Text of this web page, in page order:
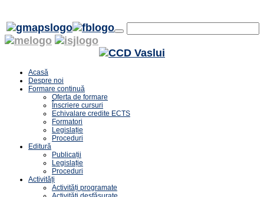
Acasă
Despre noi
Formare continuă
Oferta de formare
Înscriere cursuri
Echivalare credite ECTS
Formatori
Legislație
Proceduri
Editură
Publicații
Legislație
Proceduri
Activități
Activități programate